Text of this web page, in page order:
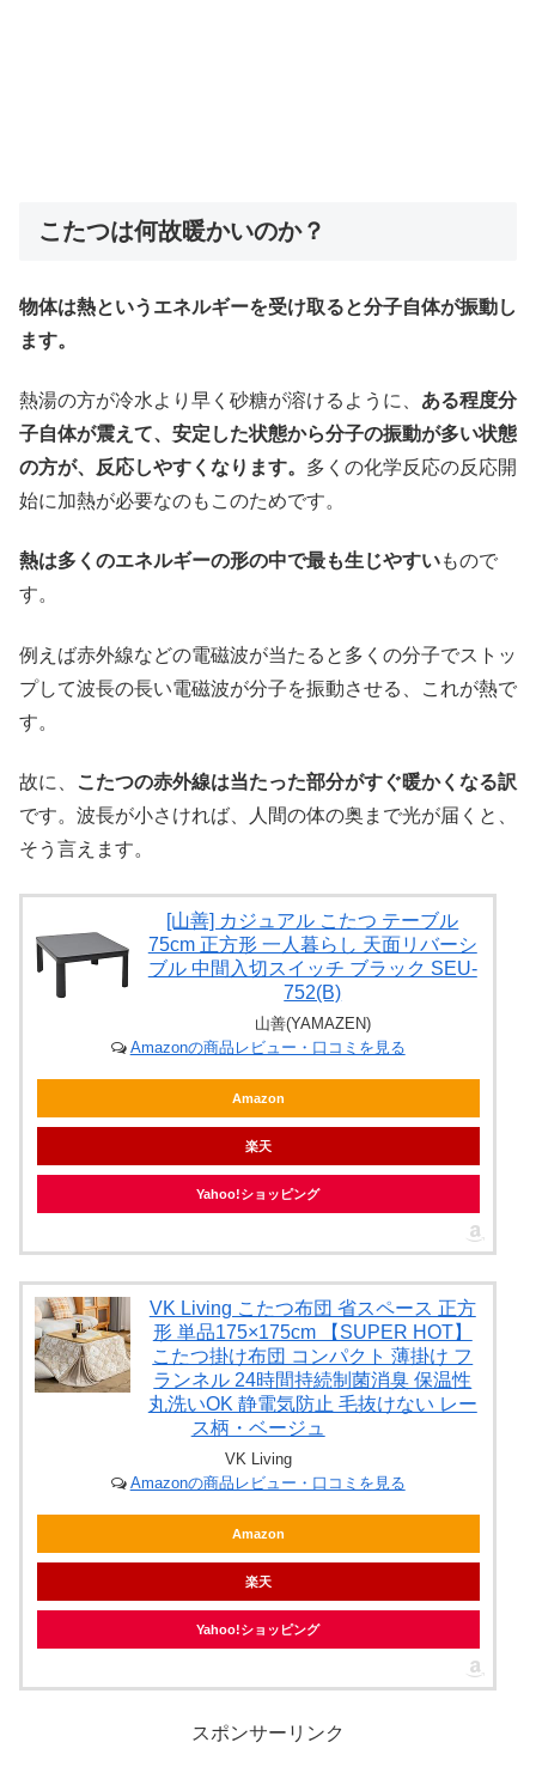
こたつは何故暖かいのか？
物体は熱というエネルギーを受け取ると分子自体が振動し
ます。
熱湯の方が冷水より早く砂糖が溶けるように、 ある程度分
子自体が震えて、安定した状態から分子の振動が多い状態
の方が、反応しやすくなります。 多くの化学反応の反応開
始に加熱が必要なのもこのためです。
熱は多くのエネルギーの形の中で最も生じやすいもので
す。
例えば赤外線などの電磁波が当たると多くの分子でストッ
プして波長の長い電磁波が分子を振動させる、これが熱で
す。
故に、
こたつの赤外線は当たった部分がすぐ暖かくなる訳
です。波長が小さければ、人間の体の奥まで光が届くと、
そう言えます。
[山善] カジュアル こたつ テーブル
75cm 正方形 一人暮らし 天面リバーシ
ブル 中間入切スイッチ ブラック SEU-
752(B)
山善(YAMAZEN)
Amazonの商品レビュー・口コミを見る
Amazon
楽天
Yahoo!ショッピング
VK Living こたつ布団 省スペース 正方
形 単品175×175cm 【SUPER HOT】
こたつ掛け布団 コンパクト 薄掛け フ
ランネル 24時間持続制菌消臭 保温性
丸洗いOK 静電気防止 毛抜けない レー
ス柄・ベージュ
VK Living
Amazonの商品レビュー・口コミを見る
Amazon
楽天
Yahoo!ショッピング
スポンサーリンク